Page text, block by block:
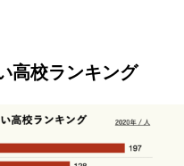
高校ランキング